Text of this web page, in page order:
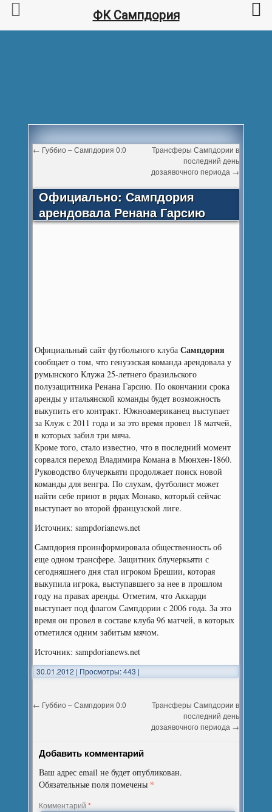
← Губбио – Сампдория 0:0
Трансферы Сампдории в
последний день
дозаявочного периода →
Официально: Сампдория
арендовала Ренана Гарсию
Официальный сайт футбольного клубаСампдория
сообщает о том, что генуэзская команда арендовала у
румынского Клужа 25-летнего бразильского
полузащитника Ренана Гарсию. По окончании срока
аренды у итальянской команды будет возможность
выкупить его контракт. Южноамериканец выступает
за Клуж с 2011 года и за это время провел 18 матчей,
в которых забил три мяча.
Кроме того, стало известно, что в последний момент
сорвался переход Владимира Комана в Мюнхен-1860.
Руководство блучеркьяти продолжает поиск новой
команды для венгра. По слухам, футболист может
найти себе приют в рядах Монако, который сейчас
выступает во второй французской лиге.
Источник: sampdorianews.net
Сампдория проинформировала общественность об
еще одном трансфере. Защитник блучеркьяти с
сегодняшнего дня стал игроком Брешии, которая
выкупила игрока, выступавшего за нее в прошлом
году на правах аренды. Отметим, что Аккарди
выступает под флагом Сампдории с 2006 года. За это
время он провел в составе клуба 96 матчей, в которых
отметился одним забитым мячом.
Источник: sampdorianews.net
30.01.2012 | Просмотры: 443 |
← Губбио – Сампдория 0:0
Трансферы Сампдории в
последний день
дозаявочного периода →
Добавить комментарий
Ваш адрес email не будет опубликован.
Обязательные поля помечены *
Комментарий*
ФК Сампдория